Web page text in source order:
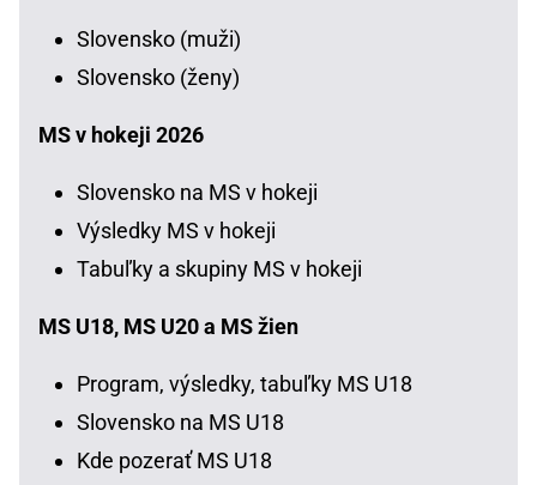
Slovensko (muži)
Slovensko (ženy)
MS v hokeji 2026
Slovensko na MS v hokeji
Výsledky MS v hokeji
Tabuľky a skupiny MS v hokeji
MS U18, MS U20 a MS žien
Program, výsledky, tabuľky MS U18
Slovensko na MS U18
Kde pozerať MS U18